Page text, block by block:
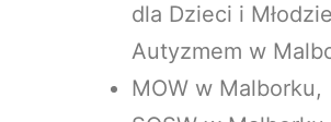
dla Dzieci i
Autyzmem w
MOW w Malborku,